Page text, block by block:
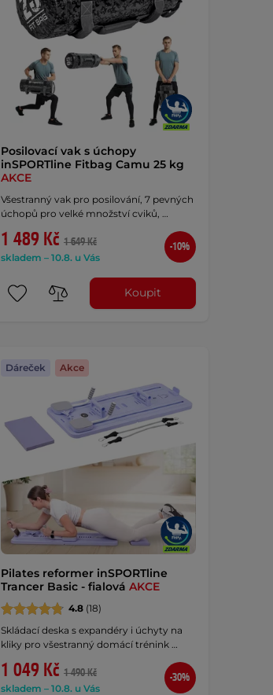
Posilovací vak s úchopy
inSPORTline Fitbag Camu 25 kg
AKCE
Všestranný vak pro posilování, 7 pevných
úchopů pro velké množství cviků, …
1 489 Kč 1 649 Kč
skladem – 10.8. u Vás
-10%
Koupit
Dáreček Akce
Pilates reformer inSPORTline
Trancer Basic - fialová AKCE
4.8(18)
Skládací deska s expandéry i úchyty na
kliky pro všestranný domácí trénink …
1 049 Kč 1 490 Kč
skladem – 10.8. u Vás
-30%